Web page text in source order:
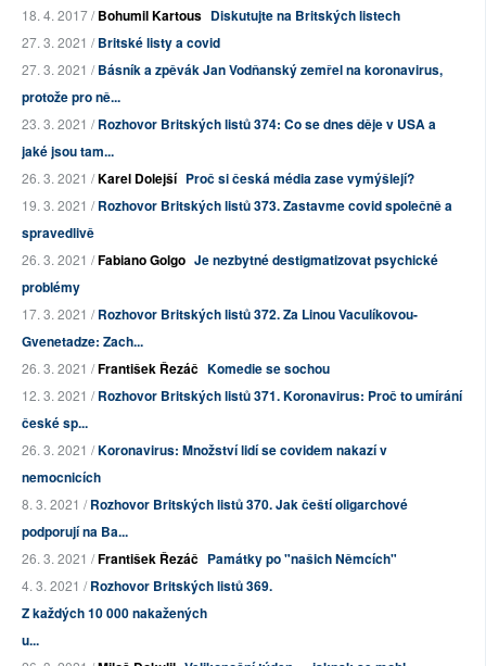
18. 4. 2017 /Bohumil Kartous Diskutujte na Britských listech
27. 3. 2021 /Britské listy a covid
27. 3. 2021 /Básník a zpěvák Jan Vodňanský zemřel na koronavirus,
protože pro ně...
23. 3. 2021 /Rozhovor Britských listů 374: Co se dnes děje v USA a
jaké jsou tam...
26. 3. 2021 /Karel Dolejší Proč si česká média zase vymýšlejí?
19. 3. 2021 /Rozhovor Britských listů 373. Zastavme covid společně a
spravedlivě
26. 3. 2021 /Fabiano Golgo Je nezbytné destigmatizovat psychické
problémy
17. 3. 2021 /Rozhovor Britských listů 372. Za Linou Vaculíkovou-
Gvenetadze: Zach...
26. 3. 2021 /František Řezáč Komedie se sochou
12. 3. 2021 /Rozhovor Britských listů 371. Koronavirus: Proč to umírání
české sp...
26. 3. 2021 /Koronavirus: Množství lidí se covidem nakazí v
nemocnicích
8. 3. 2021 /Rozhovor Britských listů 370. Jak čeští oligarchové
podporují na Ba...
26. 3. 2021 /František Řezáč Památky po "našich Němcích"
4. 3. 2021 /Rozhovor Britských listů 369.
Z každých 10 000 nakažených
u...